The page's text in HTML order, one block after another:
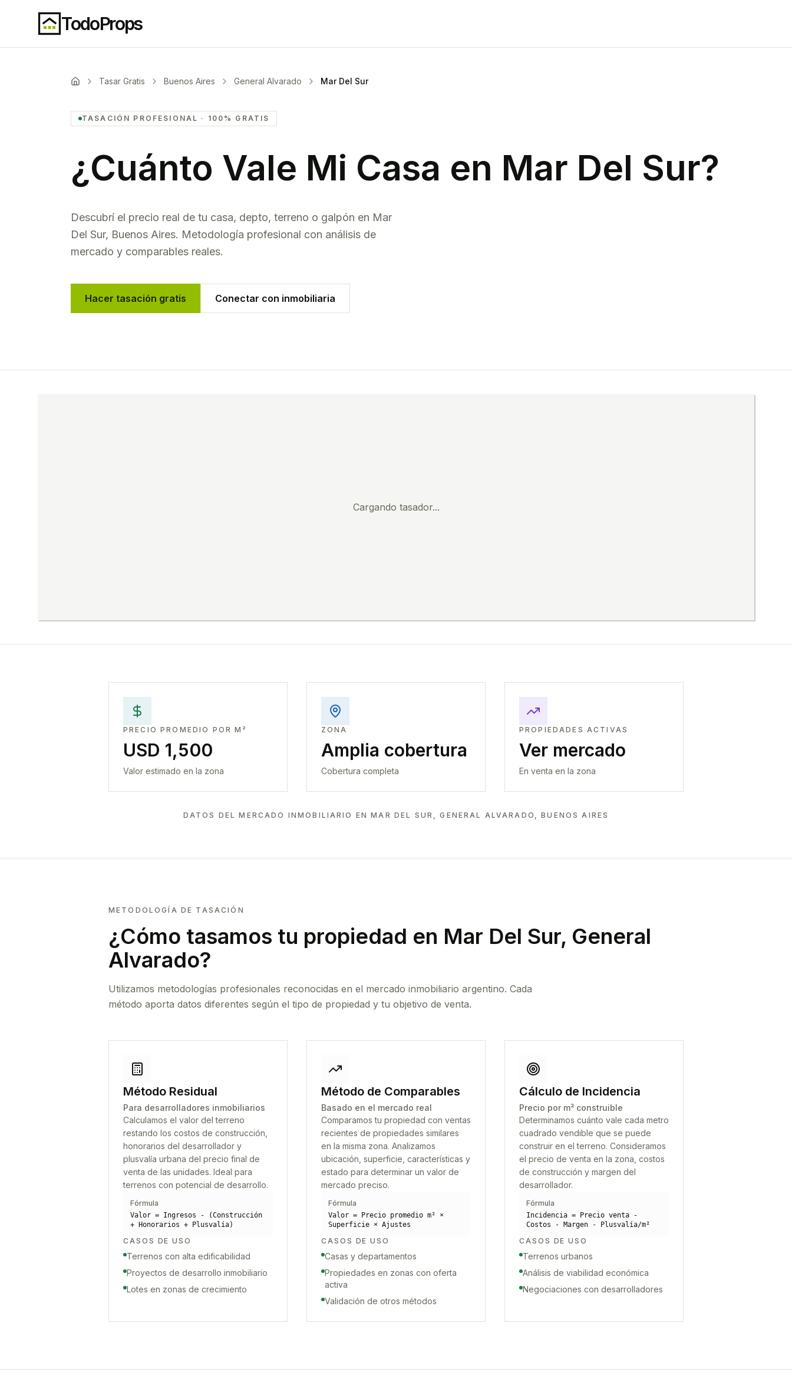
TodoProps
Tasar Gratis Buenos Aires General Alvarado Mar Del Sur
TASACIÓN PROFESIONAL · 100% GRATIS
¿Cuánto Vale Mi Casa en Mar Del Sur?
Descubrí el precio real de tu casa, depto, terreno o galpón en Mar
Del Sur, Buenos Aires. Metodología profesional con análisis de
mercado y comparables reales.
Hacer tasación gratis Conectar con inmobiliaria
Cargando tasador...
PRECIO PROMEDIO POR M²
USD 1,500
Valor estimado en la zona
ZONA
Amplia cobertura
Cobertura completa
PROPIEDADES ACTIVAS
Ver mercado
En venta en la zona
DATOS DEL MERCADO INMOBILIARIO ENMAR DEL SUR, GENERAL ALVARADO, BUENOS AIRES
METODOLOGÍA DE TASACIÓN
¿Cómo tasamos tu propiedad en Mar Del Sur, General
Alvarado?
Utilizamos metodologías profesionales reconocidas en el mercado inmobiliario argentino. Cada
método aporta datos diferentes según el tipo de propiedad y tu objetivo de venta.
Método Residual
Para desarrolladores inmobiliarios
Calculamos el valor del terreno
restando los costos de construcción,
honorarios del desarrollador y
plusvalía urbana del precio final de
venta de las unidades. Ideal para
terrenos con potencial de desarrollo.
Fórmula
Valor = Ingresos - (Construcción
+ Honorarios + Plusvalía)
CASOS DE USO
Terrenos con alta edificabilidad
Proyectos de desarrollo inmobiliario
Lotes en zonas de crecimiento
Método de Comparables
Basado en el mercado real
Comparamos tu propiedad con ventas
recientes de propiedades similares
en la misma zona. Analizamos
ubicación, superficie, características y
estado para determinar un valor de
mercado preciso.
Fórmula
Valor = Precio promedio m² ×
Superficie × Ajustes
CASOS DE USO
Casas y departamentos
Propiedades en zonas con oferta
activa
Validación de otros métodos
Cálculo de Incidencia
Precio por m² construible
Determinamos cuánto vale cada metro
cuadrado vendible que se puede
construir en el terreno. Consideramos
el precio de venta en la zona, costos
de construcción y margen del
desarrollador.
Fórmula
Incidencia = Precio venta -
Costos - Margen - Plusvalía/m²
CASOS DE USO
Terrenos urbanos
Análisis de viabilidad económica
Negociaciones con desarrolladores